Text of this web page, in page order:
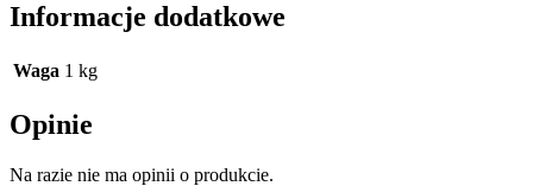
Informacje dodatkowe
Waga 1 kg
Opinie
Na razie nie ma opinii o produkcie.